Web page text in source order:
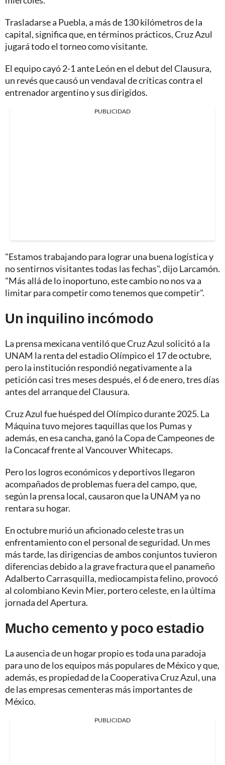
Trasladarse a Puebla, a más de 130 kilómetros de la
capital, significa que, en términos prácticos, Cruz Azul
jugará todo el torneo como visitante.
El equipo cayó 2-1 ante León en el debut del Clausura,
un revés que causó un vendaval de críticas contra el
entrenador argentino y sus dirigidos.
PUBLICIDAD
"Estamos trabajando para lograr una buena logística y
no sentirnos visitantes todas las fechas", dijo Larcamón.
"Más allá de lo inoportuno, este cambio no nos va a
limitar para competir como tenemos que competir".
Un inquilino incómodo
La prensa mexicana ventiló que Cruz Azul solicitó a la
UNAM la renta del estadio Olímpico el 17 de octubre,
pero la institución respondió negativamente a la
petición casi tres meses después, el 6 de enero, tres días
antes del arranque del Clausura.
Cruz Azul fue huésped del Olímpico durante 2025. La
Máquina tuvo mejores taquillas que los Pumas y
además, en esa cancha, ganó la Copa de Campeones de
la Concacaf frente al Vancouver Whitecaps.
Pero los logros económicos y deportivos llegaron
acompañados de problemas fuera del campo, que,
según la prensa local, causaron que la UNAM ya no
rentara su hogar.
En octubre murió un aficionado celeste tras un
enfrentamiento con el personal de seguridad. Un mes
más tarde, las dirigencias de ambos conjuntos tuvieron
diferencias debido a la grave fractura que el panameño
Adalberto Carrasquilla, mediocampista felino, provocó
al colombiano Kevin Mier, portero celeste, en la última
jornada del Apertura.
Mucho cemento y poco estadio
La ausencia de un hogar propio es toda una paradoja
para uno de los equipos más populares de México y que,
además, es propiedad de la Cooperativa Cruz Azul, una
de las empresas cementeras más importantes de
México.
PUBLICIDAD